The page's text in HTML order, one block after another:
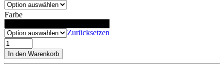
Farbe
Zurücksetzen
Gel
Nimbus
27
In den Warenkorb